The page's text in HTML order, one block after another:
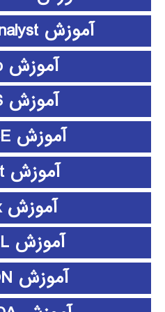
آموزش Frontier Analyst
آموزش github
آموزش HFSS
آموزش HSPICE
آموزش L-Edit
آموزش Latex
آموزش LISREL
آموزش LUMION